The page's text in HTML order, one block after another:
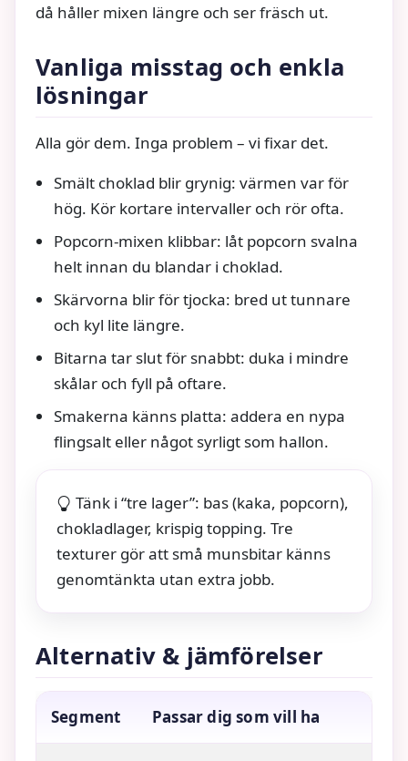
då håller mixen längre och ser fräsch ut.
Vanliga misstag och enkla
lösningar
Alla gör dem. Inga problem – vi fixar det.
Smält choklad blir grynig: värmen var för
hög. Kör kortare intervaller och rör ofta.
Popcorn‑mixen klibbar: låt popcorn svalna
helt innan du blandar i choklad.
Skärvorna blir för tjocka: bred ut tunnare
och kyl lite längre.
Bitarna tar slut för snabbt: duka i mindre
skålar och fyll på oftare.
Smakerna känns platta: addera en nypa
flingsalt eller något syrligt som hallon.
Tänk i “tre lager”: bas (kaka, popcorn),
chokladlager, krispig topping. Tre
texturer gör att små munsbitar känns
genomtänkta utan extra jobb.
Alternativ & jämförelser
Segment Passar dig som vill ha